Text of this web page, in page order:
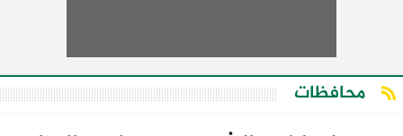
محافظات